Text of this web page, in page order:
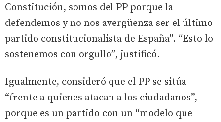
Constitución, somos del PP porque la
defendemos y no nos avergüenza ser el último
partido constitucionalista de España”. “Esto lo
sostenemos con orgullo”, justificó.
Igualmente, consideró que el PP se sitúa
“frente a quienes atacan a los ciudadanos”,
porque es un partido con un “modelo que